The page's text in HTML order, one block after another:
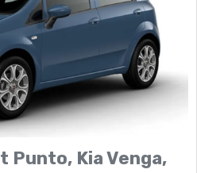
Punto, Kia Venga,